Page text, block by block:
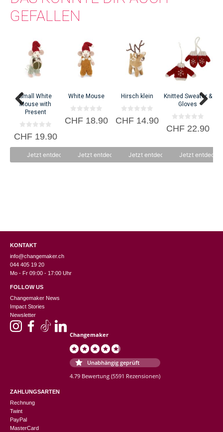
GEFALLEN
Small White
Mouse with
Present
0
v
CHF19.90
Jetzt entdecken
White Mouse
0
v
CHF18.90
Jetzt entdecken
Hirsch klein
0
v
CHF14.90
Jetzt entdecken
Knitted Sweater &
Gloves
0
v
CHF22.90
Jetzt
KONTAKT
info@changemaker.ch
044 405 19 20
Mo - Fr 09:00 - 17:00 Uhr
FOLLOW US
Changemaker News
Impact Stories
Newsletter
Changemaker
Unabhängig geprüft
4.79 Bewertung (5591 Rezensionen)
ZAHLUNGSARTEN
Rechnung
Twint
PayPal
MasterCard